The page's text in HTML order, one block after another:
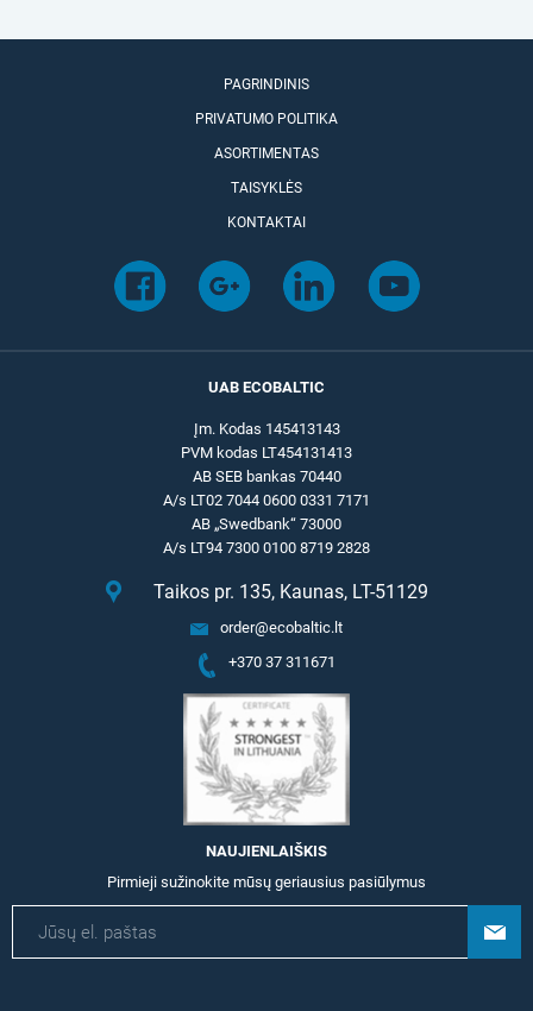
PAGRINDINIS
PRIVATUMO POLITIKA
ASORTIMENTAS
TAISYKLĖS
KONTAKTAI
UAB ECOBALTIC
Įm. Kodas 145413143
PVM kodas LT454131413
AB SEB bankas 70440
A/s LT02 7044 0600 0331 7171
AB „Swedbank“ 73000
A/s LT94 7300 0100 8719 2828
Taikos pr. 135, Kaunas, LT-51129
order@ecobaltic.lt
+370 37 311671
NAUJIENLAIŠKIS
Pirmieji sužinokite mūsų geriausius pasiūlymus